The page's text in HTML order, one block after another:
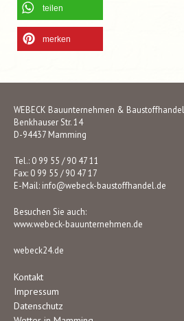
teilen
merken
WEBECK Bauunternehmen & Baustoffhandel
Benkhauser Str. 14
D-94437 Mamming
Tel.: 0 99 55 / 90 47 11
Fax: 0 99 55 / 90 47 17
E-Mail: info@webeck-baustoffhandel.de
Besuchen Sie auch:
www.webeck-bauunternehmen.de
webeck24.de
Kontakt
Impressum
Datenschutz